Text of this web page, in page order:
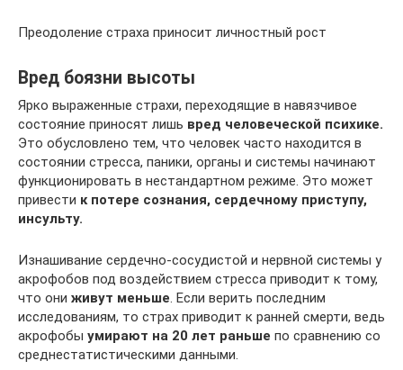
Преодоление страха приносит личностный рост
Вред боязни высоты
Ярко выраженные страхи, переходящие в навязчивое
состояние приносят лишь вред человеческой психике.
Это обусловлено тем, что человек часто находится в
состоянии стресса, паники, органы и системы начинают
функционировать в нестандартном режиме. Это может
привести к потере сознания, сердечному приступу,
инсульту.
Изнашивание сердечно-сосудистой и нервной системы у
акрофобов под воздействием стресса приводит к тому,
что они живут меньше. Если верить последним
исследованиям, то страх приводит к ранней смерти, ведь
акрофобы умирают на 20 лет раньше по сравнению со
среднестатистическими данными.